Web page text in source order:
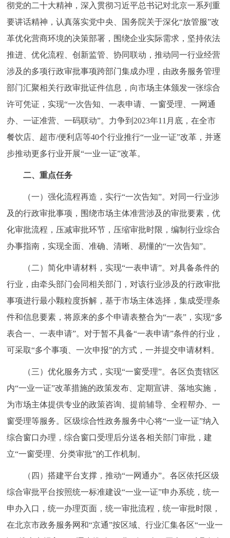
ESPAÑOL العربية PORTUGUÊS
ITALIANO
回到顶部
彻党的二十大精神，深入贯彻习近平总书记对北京一系列重
要讲话精神，认真落实党中央、国务院关于深化“放管服”改
革优化营商环境的决策部署，围绕企业实际需求，坚持依法
推进、优化流程、创新监管、协同联动，推动同一行业经营
涉及的多项行政审批事项跨部门集成办理，由政务服务管理
部门汇聚相关行政审批证件信息，向市场主体颁发一张综合
许可凭证，实现“一次告知、一表申请、一窗受理、一网通
办、一证准营、一码联动”。力争到2023年11月底，在全市
餐饮店、超市/便利店等40个行业推行“一业一证”改革，并逐
步推动更多行业开展“一业一证”改革。
二、重点任务
（一）强化流程再造，实行“一次告知”。对同一行业涉
及的行政审批事项，围绕市场主体准营涉及的审批要素，优
化审批流程，压减审批环节，压缩审批时限，编制行业综合
办事指南，实现全面、准确、清晰、易懂的“一次告知”。
（二）简化申请材料，实现“一表申请”。对具备条件的
行业，由牵头部门会同相关部门，对该行业涉及的行政审批
事项进行最小颗粒度拆解，基于市场主体选择，集成受理条
件和信息要素，将原来的多个申请表整合为“一表”，实现“多
表合一、一表申请”。对于暂不具备“一表申请”条件的行业，
可采取“多个事项、一次申报”的方式，一并提交申请材料。
（三）优化服务方式，实现“一窗受理”。各区负责辖区
内“一业一证”改革措施的政策发布、定期宣讲、落地实施，
为市场主体提供专业的政策咨询、提前辅导、全程帮办、一
窗受理等服务。区级综合性政务服务中心将“一业一证”纳入
综合窗口办理，综合窗口受理后分送各相关部门审批，建
立“一窗受理、分类审批”的工作机制。
（四）搭建平台支撑，推动“一网通办”。各区依托区级
综合审批平台按照统一标准建设“一业一证”申办系统，统一
申办入口，统一办理页面，统一审批流程，统一审批时限，
在北京市政务服务网和“京通”按区域、行业汇集各区“一业一